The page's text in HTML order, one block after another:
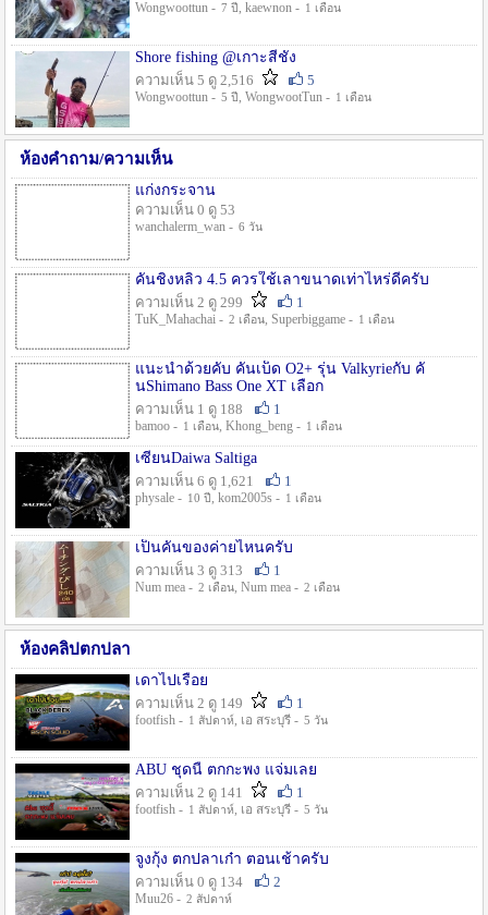
Wongwoottun - 7 ปี , kaewnon - 1 เดือน
Shore fishing @เกาะสีชัง
ความเห็น 5 ดู 2,516
5
Wongwoottun - 5 ปี , WongwootTun - 1 เดือน
ห้องคำถาม/ความเห็น
แก่งกระจาน
ความเห็น 0 ดู 53
wanchalerm_wan - 6 วัน
คันชิงหลิว 4.5 ควรใช้เลาขนาดเท่าไหร่ดีครับ
ความเห็น 2 ดู 299
1
TuK_Mahachai - 2 เดือน, Superbiggame - 1 เดือน
แนะนำด้วยคับ คันเบ็ด O2+ รุ่น Valkyrieกับ คั
นShimano Bass One XT เลือก
ความเห็น 1 ดู 188
1
bamoo - 1 เดือน, Khong_beng - 1 เดือน
เซียนDaiwa Saltiga
ความเห็น 6 ดู 1,621
1
physale - 10 ปี , kom2005s - 1 เดือน
เป็นคันของค่ายไหนครับ
ความเห็น 3 ดู 313
1
Num mea - 2 เดือน, Num mea - 2 เดือน
ห้องคลิปตกปลา
เดาไปเรื่อย
ความเห็น 2 ดู 149
1
footfish - 1 สัปดาห์, เอ สระบุรี - 5 วัน
ABU ชุดนี้ ตกกะพง แจ่มเลย
ความเห็น 2 ดู 141
1
footfish - 1 สัปดาห์, เอ สระบุรี - 5 วัน
จูงกุ้ง ตกปลาเก๋า ตอนเช้าครับ
ความเห็น 0 ดู 134
2
Muu26 - 2 สัปดาห์